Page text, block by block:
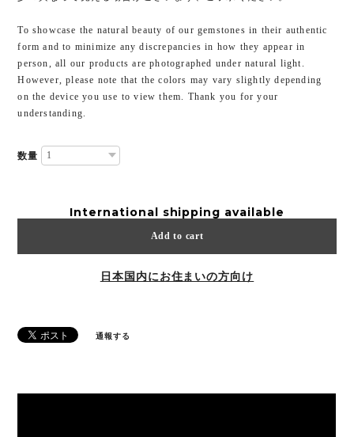
To showcase the natural beauty of our gemstones in their authentic
form and to minimize any discrepancies in how they appear in
person, all our products are photographed under natural light.
However, please note that the colors may vary slightly depending
on the device you use to view them. Thank you for your
understanding.
数量
International shipping available
Add to cart
日本国内にお住まいの方向け
通報する